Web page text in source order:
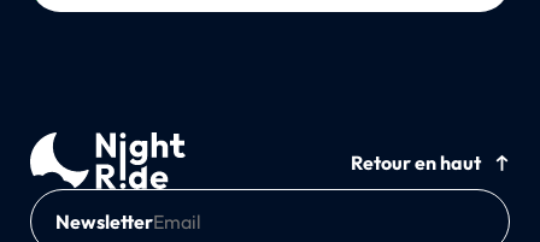
Retour en haut
Newsletter